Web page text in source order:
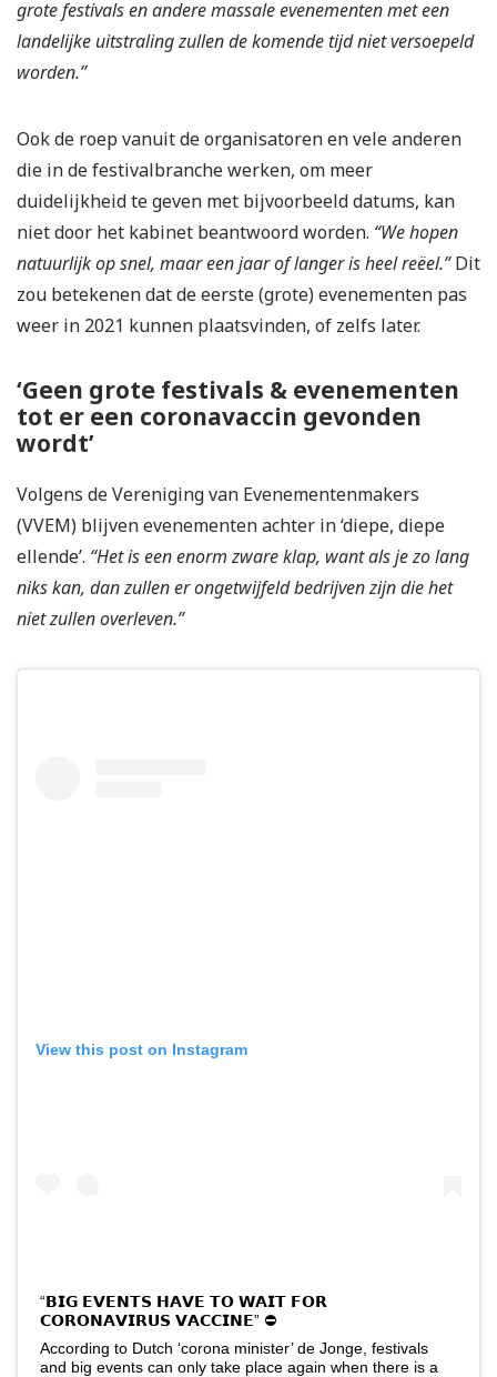
grote festivals en andere massale evenementen met een
landelijke uitstraling zullen de komende tijd niet versoepeld
worden.”
Ook de roep vanuit de organisatoren en vele anderen
die in de festivalbranche werken, om meer
duidelijkheid te geven met bijvoorbeeld datums, kan
niet door het kabinet beantwoord worden. “We hopen
natuurlijk op snel, maar een jaar of langer is heel reëel.”Dit
zou betekenen dat de eerste (grote) evenementen pas
weer in 2021 kunnen plaatsvinden, of zelfs later.
‘Geen grote festivals & evenementen
tot er een coronavaccin gevonden
wordt’
Volgens de Vereniging van Evenementenmakers
(VVEM) blijven evenementen achter in ‘diepe, diepe
ellende’. “Het is een enorm zware klap, want als je zo lang
niks kan, dan zullen er ongetwijfeld bedrijven zijn die het
niet zullen overleven.”
View this post on Instagram
“𝗕𝗜𝗚 𝗘𝗩𝗘𝗡𝗧𝗦 𝗛𝗔𝗩𝗘 𝗧𝗢 𝗪𝗔𝗜𝗧 𝗙𝗢𝗥
𝗖𝗢𝗥𝗢𝗡𝗔𝗩𝗜𝗥𝗨𝗦 𝗩𝗔𝗖𝗖𝗜𝗡𝗘” ⛔
According to Dutch ‘corona minister’ de Jonge, festivals
and big events can only take place again when there is a